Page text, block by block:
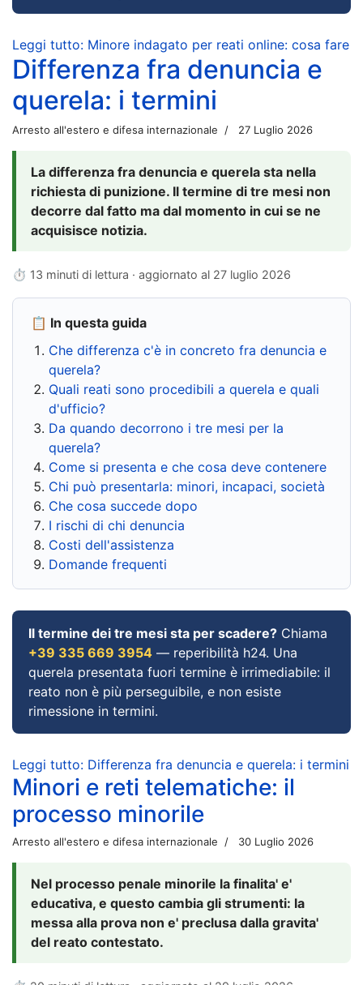
Leggi tutto: Minore indagato per reati online: cosa fare
Differenza fra denuncia e
querela: i termini
Arresto all'estero e difesa internazionale 27 Luglio 2026
La differenza fra denuncia e querela sta nella
richiesta di punizione. Il termine di tre mesi non
decorre dal fatto ma dal momento in cui se ne
acquisisce notizia.
⏱ 13 minuti di lettura · aggiornato al 27 luglio 2026
📋 In questa guida
Che differenza c'è in concreto fra denuncia e
querela?
Quali reati sono procedibili a querela e quali
d'ufficio?
Da quando decorrono i tre mesi per la
querela?
Come si presenta e che cosa deve contenere
Chi può presentarla: minori, incapaci, società
Che cosa succede dopo
I rischi di chi denuncia
Costi dell'assistenza
Domande frequenti
Il termine dei tre mesi sta per scadere? Chiama
+39 335 669 3954 — reperibilità h24. Una
querela presentata fuori termine è irrimediabile: il
reato non è più perseguibile, e non esiste
rimessione in termini.
Leggi tutto: Differenza fra denuncia e querela: i termini
Minori e reti telematiche: il
processo minorile
Arresto all'estero e difesa internazionale 30 Luglio 2026
Nel processo penale minorile la finalita' e'
educativa, e questo cambia gli strumenti: la
messa alla prova non e' preclusa dalla gravita'
del reato contestato.